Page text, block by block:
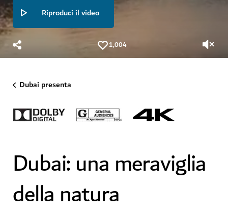
Riproduci il video
1,004
Dubai presenta
Dubai: una meraviglia
della natura